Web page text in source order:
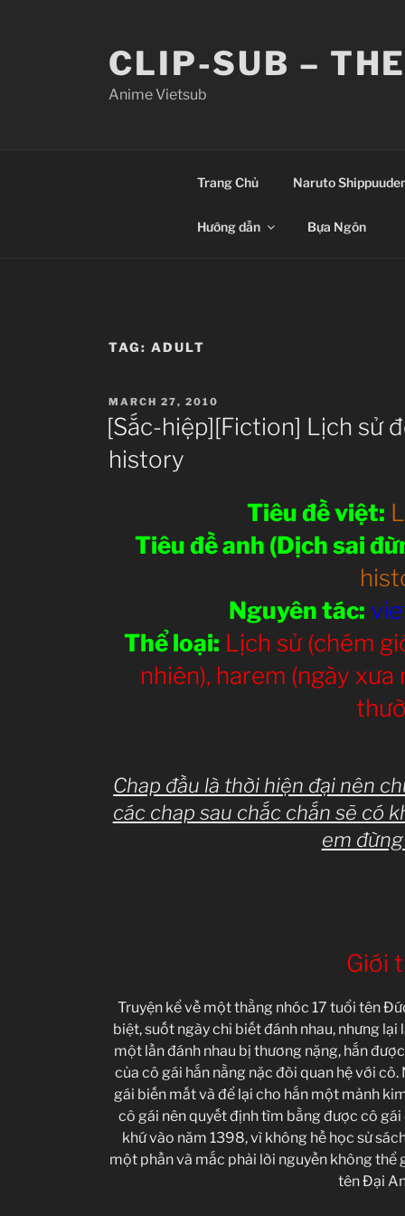
CLIP-SUB –
Anime Vietsub
Trang Chủ Naruto
Hướng dẫn Bựa Ngôn
TAG: ADULT
POSTED
ON
MARCH 27, 2010
[Sắc-hiệp][Fiction] Lịch sử
history
Tiêu đề việt:
Tiêu đề anh (Dịch sai
Nguyên tác:
Thể loại: Lịch sử (chém
nhiên), harem (ngày
Chap đầu là thời hiện đại nên
các chap sau chắc chắn sẽ có
em
Giới
Truyện kể về một thằng nhóc 17 tuổi tên
biệt, suốt ngày chỉ biết đánh nhau, nhưng
một lần đánh nhau bị thương nặng, hắn
của cô gái hắn nằng nặc đòi quan hệ với
gái biến mất và để lại cho hắn một mảnh
cô gái nên quyết định tìm bằng được cô
khứ vào năm 1398, vì không hề học sử
một phần và mắc phải lời nguyền không thể
tên Đại